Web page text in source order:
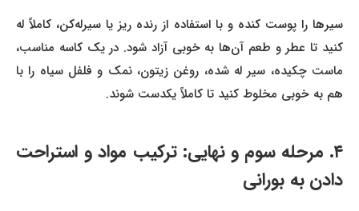
سیرها را پوست کنده و با استفاده از رنده ریز یا سیرله‌کن، کاملاً له
کنید تا عطر و طعم آن‌ها به خوبی آزاد شود. در یک کاسه مناسب،
ماست چکیده، سیر له شده، روغن زیتون، نمک و فلفل سیاه را با
هم به خوبی مخلوط کنید تا کاملاً یکدست شوند.
۴. مرحله سوم و نهایی: ترکیب مواد و استراحت
دادن به بورانی